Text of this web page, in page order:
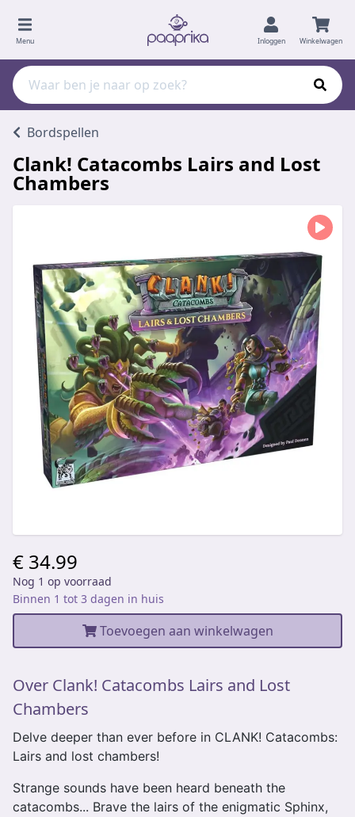
Menu Inloggen Winkelwagen
Bordspellen
Clank! Catacombs Lairs and Lost
Chambers
€ 34.99
Nog 1 op voorraad
Binnen 1 tot 3 dagen in huis
Toevoegen aan winkelwagen
Over Clank! Catacombs Lairs and Lost
Chambers
Delve deeper than ever before in CLANK! Catacombs:
Lairs and lost chambers!
Strange sounds have been heard beneath the
catacombs... Brave the lairs of the enigmatic Sphinx,